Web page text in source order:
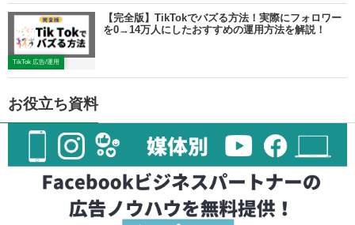
TikTok 広告/運用
【完全版】TikTokでバズる方法！実際にフォロワー
を0→14万人にしたおすすめの運用方法を解説！
お役立ち資料